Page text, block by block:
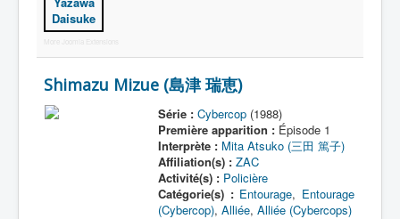
Daisuke
More Joomla Extensions
Shimazu Mizue (島津 瑞恵)
Série : Cybercop(1988)
Première apparition :Épisode 1
Interprète : Mita Atsuko (三田 篤子)
Affiliation(s) : ZAC
Activité(s) : Policière
Catégorie(s) : Entourage, Entourage
(Cybercop), Alliée, Alliée (Cybercops)